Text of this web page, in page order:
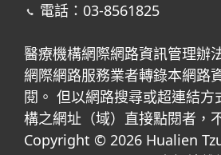
電話：03-8561825
醫療機構網際網路資訊管理辦
網際網路服務業者轉錄本網路
閱。 但以網路搜尋或超連結方
構之網址（域）直接點閱者，
Copyright © 2026 Hualien